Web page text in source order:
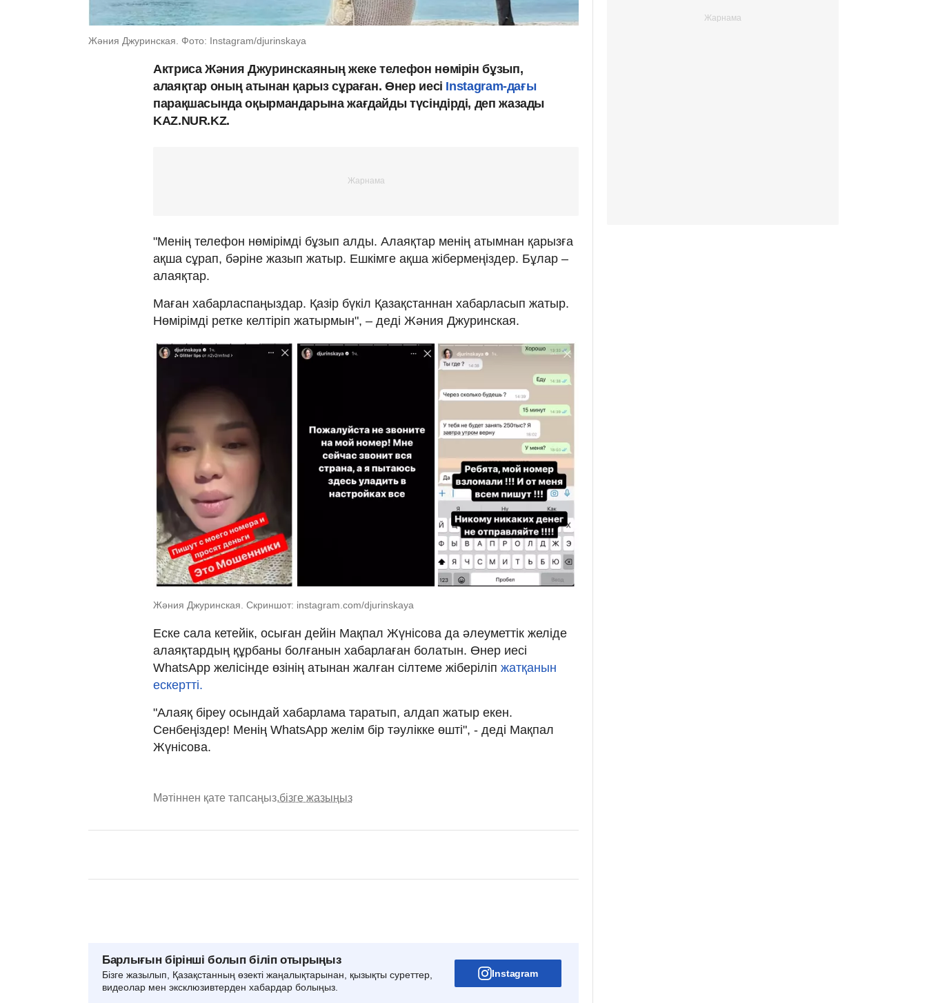
Жәния Джуринская. Фото: Instagram/djurinskaya
Актриса Жәния Джуринскаяның жеке телефон нөмірін бұзып,
алаяқтар оның атынан қарыз сұраған. Өнер иесі Instagram-дағы
парақшасында оқырмандарына жағдайды түсіндірді, деп жазады
KAZ.NUR.KZ.
"Менің телефон нөмірімді бұзып алды. Алаяқтар менің атымнан қарызға
ақша сұрап, бәріне жазып жатыр. Ешкімге ақша жібермеңіздер. Бұлар –
алаяқтар.
Маған хабарласпаңыздар. Қазір бүкіл Қазақстаннан хабарласып жатыр.
Нөмірімді ретке келтіріп жатырмын", – деді Жәния Джуринская.
Жәния Джуринская. Скриншот: instagram.com/djurinskaya
Еске сала кетейік, осыған дейін Мақпал Жүнісова да әлеуметтік желіде
алаяқтардың құрбаны болғанын хабарлаған болатын. Өнер иесі
WhatsApp желісінде өзінің атынан жалған сілтеме жіберіліп жатқанын
ескертті.
"Алаяқ біреу осындай хабарлама таратып, алдап жатыр екен.
Сенбеңіздер! Менің WhatsApp желім бір тәулікке өшті", - деді Мақпал
Жүнісова.
Мәтіннен қате тапсаңыз,бізге жазыңыз
Барлығын бірінші болып біліп отырыңыз
Бізге жазылып, Қазақстанның өзекті жаңалықтарынан, қызықты суреттер,
видеолар мен эксклюзивтерден хабардар болыңыз.
Instagram